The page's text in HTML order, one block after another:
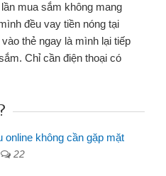
nhiều lúc cần vốn nhập
đến website qua bạn bè
đã giải quyết được công
online không cần gặp mặt
22